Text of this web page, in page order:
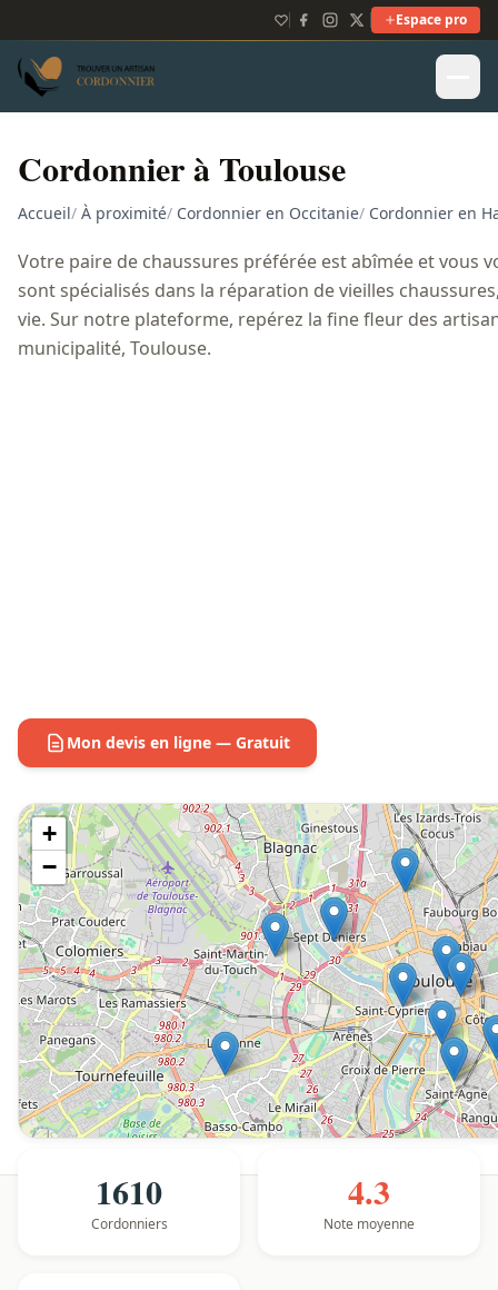
Espace pro
Cordonnier à Toulouse
Accueil/ À proximité/ Cordonnier en Occitanie/ Cordonnier en
Votre paire de chaussures préférée est abîmée et vous
sont spécialisés dans la réparation de vieilles
vie. Sur notre plateforme, repérez la fine fleur des
municipalité, Toulouse.
Mon devis en ligne — Gratuit
+
−
1610
Cordonniers
4.3
Note moyenne